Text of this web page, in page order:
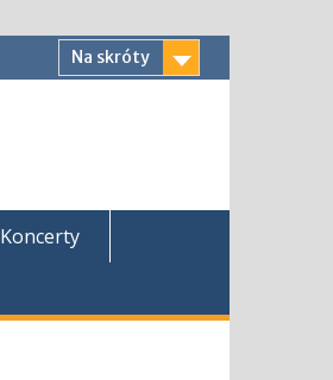
Na skróty
Koncerty